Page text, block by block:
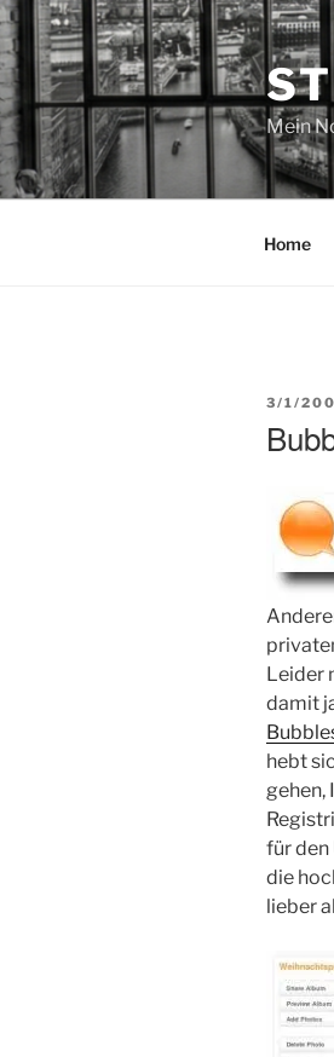
Zum
Inhalt
springen
Mein
Home
3/1/
Leider
damit
hebt
gehen,
für den
die
lieber